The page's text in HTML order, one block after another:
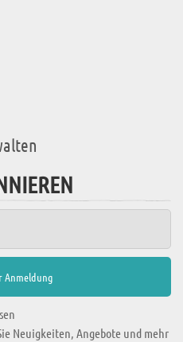
Neuigkeiten, Angebote und mehr